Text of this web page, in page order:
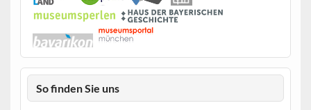
So finden Sie uns